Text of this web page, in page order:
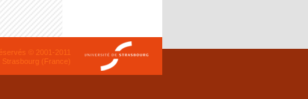
© 2001-2011
Strasbourg (France)